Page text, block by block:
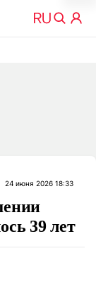
24 июня 2026 18:33
39 лет